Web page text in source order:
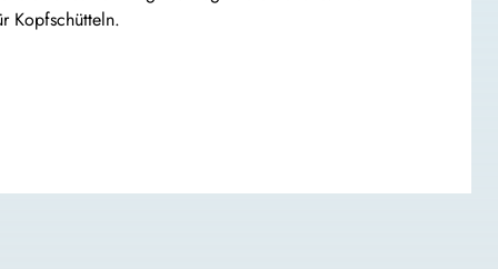
Kopfschütteln.